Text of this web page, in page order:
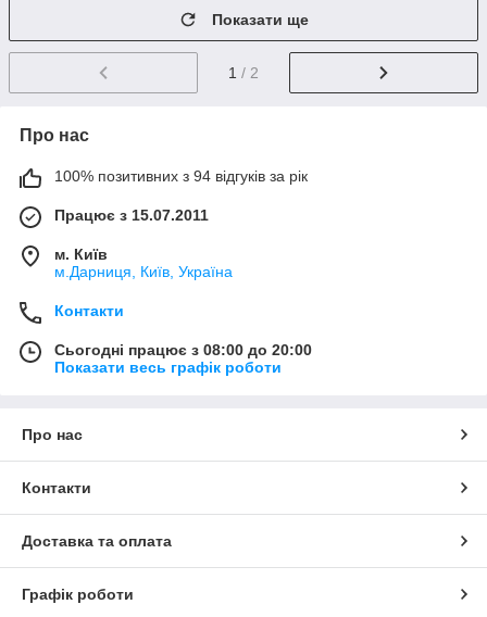
Показати ще
1 / 2
Про нас
100% позитивних з 94 відгуків за рік
Працює з 15.07.2011
м. Київ
м.Дарниця, Київ, Україна
Контакти
Сьогодні працює з 08:00 до 20:00
Показати весь графік роботи
Про нас
Контакти
Доставка та оплата
Графік роботи